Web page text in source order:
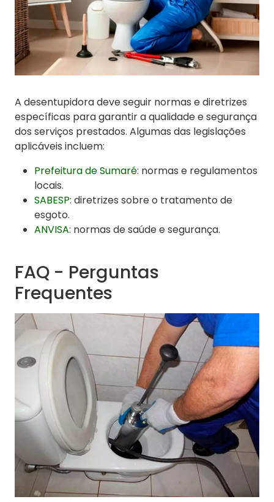
A desentupidora deve seguir normas e diretrizes
específicas para garantir a qualidade e segurança
dos serviços prestados. Algumas das legislações
aplicáveis incluem:
Prefeitura de Sumaré: normas e regulamentos
locais.
SABESP: diretrizes sobre o tratamento de
esgoto.
ANVISA: normas de saúde e segurança.
FAQ - Perguntas
Frequentes